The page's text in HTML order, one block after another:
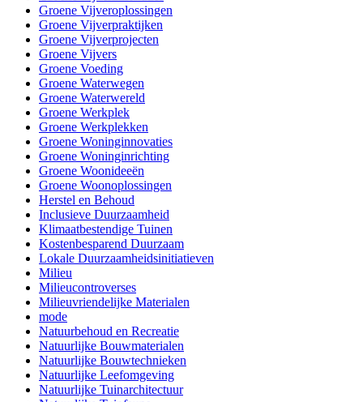
Groene Vijveroplossingen
Groene Vijverpraktijken
Groene Vijverprojecten
Groene Vijvers
Groene Voeding
Groene Waterwegen
Groene Waterwereld
Groene Werkplek
Groene Werkplekken
Groene Woninginnovaties
Groene Woninginrichting
Groene Woonideeën
Groene Woonoplossingen
Herstel en Behoud
Inclusieve Duurzaamheid
Klimaatbestendige Tuinen
Kostenbesparend Duurzaam
Lokale Duurzaamheidsinitiatieven
Milieu
Milieucontroverses
Milieuvriendelijke Materialen
mode
Natuurbehoud en Recreatie
Natuurlijke Bouwmaterialen
Natuurlijke Bouwtechnieken
Natuurlijke Leefomgeving
Natuurlijke Tuinarchitectuur